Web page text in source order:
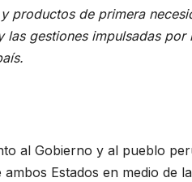
productos de primera
gestiones impulsadas por
al Gobierno y al pueblo
Estados en medio de